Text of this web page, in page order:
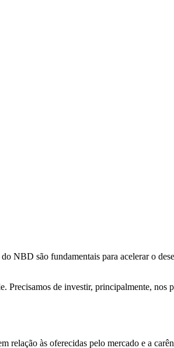
NBD são fundamentais para acelerar o
Precisamos de investir, principalmente, nos
relação às oferecidas pelo mercado e a